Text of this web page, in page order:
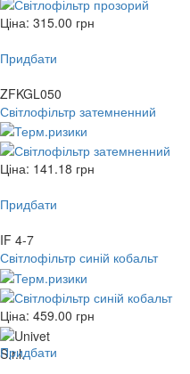
Ціна: 315.00 грн
Придбати
ZFKGL050
Світлофільтр затемненний
Ціна: 141.18 грн
Придбати
IF 4-7
Світлофільтр синій кобальт
Ціна: 459.00 грн
Придбати